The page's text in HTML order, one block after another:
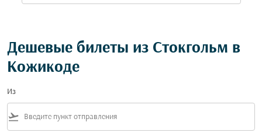
Дешевые билеты из Стокгольм в
Кожикоде
Из
flight_takeoff